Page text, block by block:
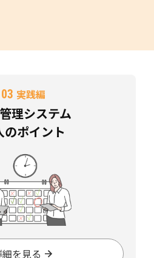
03 実践編
理システム
のポイント
細を見る